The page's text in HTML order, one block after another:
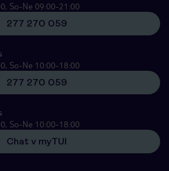
So-Ne 09:00-21:00
277 270 059
So-Ne 10:00-18:00
277 270 059
So-Ne 10:00-18:00
Chat v myTUI